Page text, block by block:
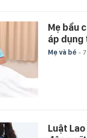
Mẹ bầu
áp dụng
Mẹ và bé -
Luật